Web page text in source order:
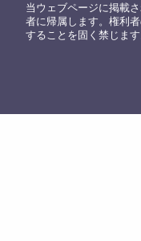
当ウェブページに掲載
者に帰属します。権利
することを固く禁じます